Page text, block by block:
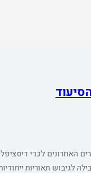
האחרונים לכדי
לגיבוש תאוריות